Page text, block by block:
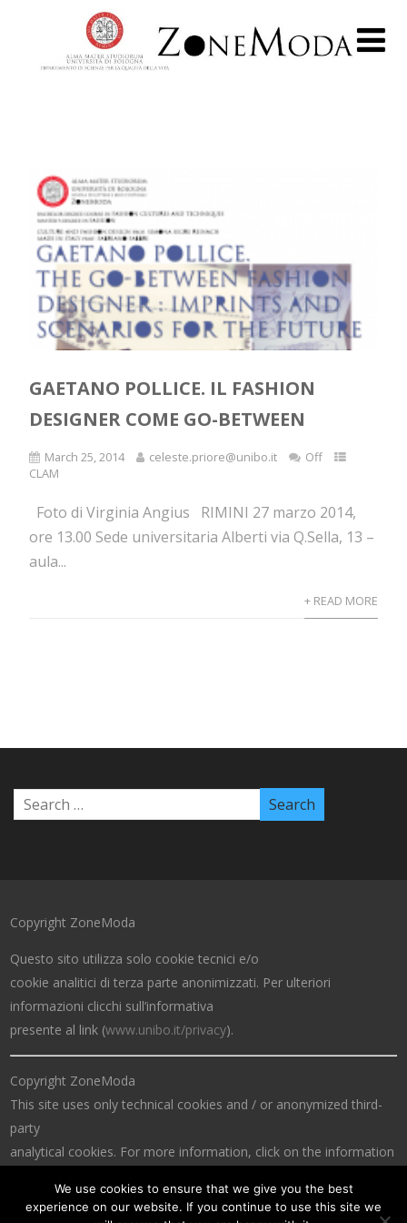
GAETANO POLLICE. IL FASHION
DESIGNER COME GO-BETWEEN
March 25, 2014 celeste.priore@unibo.it
Off
CLAM
Foto di Virginia Angius RIMINI 27 marzo 2014,
ore 13.00 Sede universitaria Alberti via Q.Sella, 13 –
aula...
+ READ MORE
Copyright ZoneModa
Questo sito utilizza solo cookie tecnici e/o
cookie analitici di terza parte anonimizzati. Per ulteriori
informazioni clicchi sull’informativa
presente al link (www.unibo.it/privacy).
Copyright ZoneModa
This site uses only technical cookies and / or anonymized third-
party
analytical cookies. For more information, click on the information
We use cookies to ensure that we give you the best
experience on our website. If you continue to use this site we